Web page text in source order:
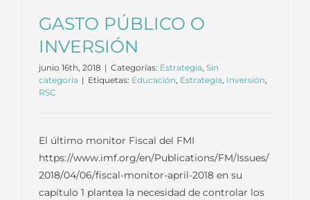
GASTO PÚBLICO O
INVERSIÓN
junio 16th, 2018 | Categorías: Estrategia, Sin
categoría | Etiquetas: Educación, Estrategia, Inversión,
RSC
El último monitor Fiscal del FMI
https://www.imf.org/en/Publications/FM/Issues/
2018/04/06/fiscal-monitor-april-2018 en su
capítulo 1 plantea la necesidad de controlar los